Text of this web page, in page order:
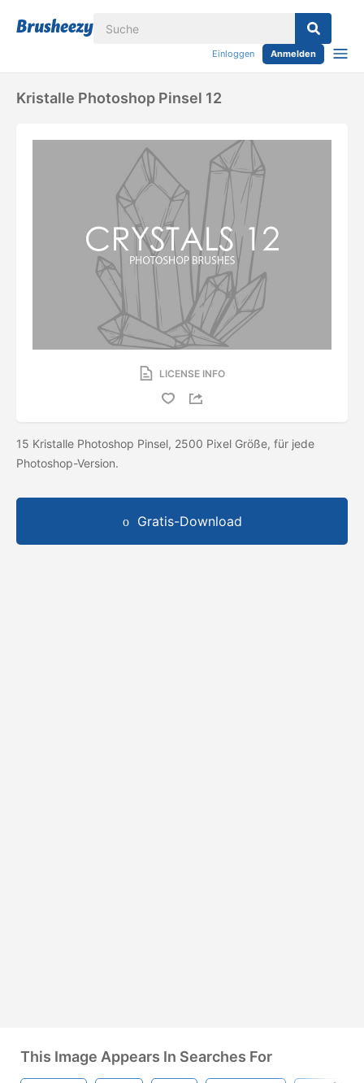
Einloggen Anmelden
Kristalle Photoshop Pinsel 12
LICENSE INFO
15 Kristalle Photoshop Pinsel, 2500 Pixel Größe, für jede
Photoshop-Version.
Gratis-Download
This Image Appears In Searches For